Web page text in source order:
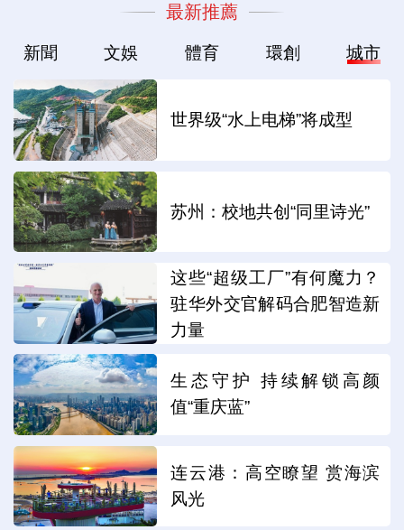
最新推薦
新聞 文娛 體育 環創 城市
世界级“水上电梯”将成型
苏州：校地共创“同里诗光”
这些“超级工厂”有何魔力？
驻华外交官解码合肥智造新
力量
生态守护 持续解锁高颜
值“重庆蓝”
连云港：高空瞭望 赏海滨
风光